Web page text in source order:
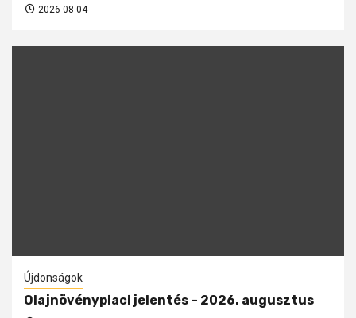
2026-08-04
Újdonságok
Olajnövénypiaci jelentés – 2026. augusztus